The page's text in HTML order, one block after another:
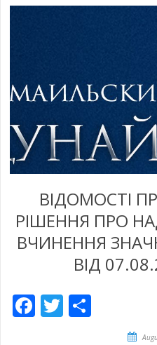
ВІДОМОСТІ
РІШЕННЯ ПРО
ВЧИНЕННЯ
ВІД
Facebook
Twitter